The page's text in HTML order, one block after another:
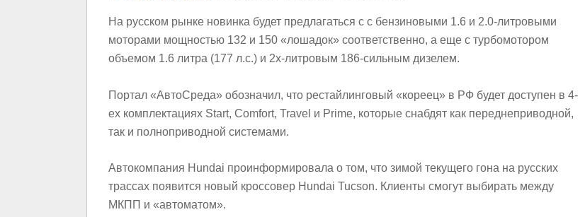
На русском рынке новинка будет предлагаться с с бензиновыми 1.6 и 2.0-литровыми
моторами мощностью 132 и 150 «лошадок» соответственно, а еще с турбомотором
объемом 1.6 литра (177 л.с.) и 2х-литровым 186-сильным дизелем.
Портал «АвтоСреда» обозначил, что рестайлинговый «кореец» в РФ будет доступен в 4-
ех комплектациях Start, Comfort, Travel и Prime, которые снабдят как переднеприводной,
так и полноприводной системами.
Автокомпания Hundai проинформировала о том, что зимой текущего гона на русских
трассах появится новый кроссовер Hundai Tucson. Клиенты смогут выбирать между
МКПП и «автоматом».